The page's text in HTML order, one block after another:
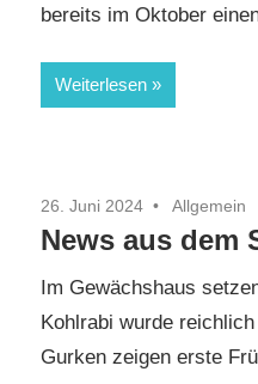
bereits im Oktober
Weiterlesen
26. Juni 2024 Allgemein
News aus dem
Im Gewächshaus
Kohlrabi wurde
Gurken zeigen erste